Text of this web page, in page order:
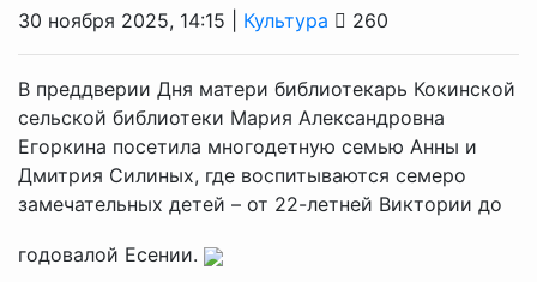
30 ноября 2025, 14:15 | Культура 260
В преддверии Дня матери библиотекарь Кокинской
сельской библиотеки Мария Александровна
Егоркина посетила многодетную семью Анны и
Дмитрия Силиных, где воспитываются семеро
замечательных детей – от 22-летней Виктории до
годовалой Есении.